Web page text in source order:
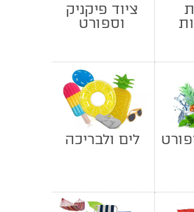
ציוד פיקניק
וספורט
לים ולבריכה